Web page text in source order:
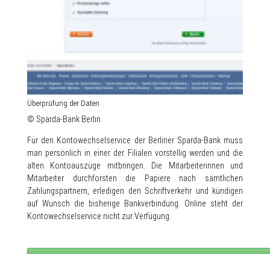
Überprüfung der Daten
© Sparda-Bank Berlin
Für den Kontowechselservice der Berliner Sparda-Bank muss
man persönlich in einer der Filialen vorstellig werden und die
alten Kontoauszüge mitbringen. Die Mitarbeiterinnen und
Mitarbeiter durchforsten die Papiere nach sämtlichen
Zahlungspartnern, erledigen den Schriftverkehr und kündigen
auf Wunsch die bisherige Bankverbindung. Online steht der
Kontowechselservice nicht zur Verfügung.